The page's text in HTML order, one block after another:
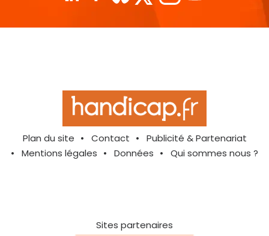
Plan du site Contact
Publicité & Partenariat
Mentions légales
Données Qui sommes nous ?
Sites partenaires